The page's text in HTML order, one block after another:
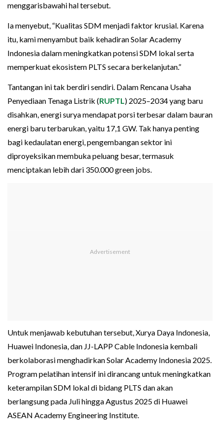
menggarisbawahi hal tersebut.
Ia menyebut, “Kualitas SDM menjadi faktor krusial. Karena
itu, kami menyambut baik kehadiran Solar Academy
Indonesia dalam meningkatkan potensi SDM lokal serta
memperkuat ekosistem PLTS secara berkelanjutan.”
Tantangan ini tak berdiri sendiri. Dalam Rencana Usaha
Penyediaan Tenaga Listrik (RUPTL) 2025–2034 yang baru
disahkan, energi surya mendapat porsi terbesar dalam bauran
energi baru terbarukan, yaitu 17,1 GW. Tak hanya penting
bagi kedaulatan energi, pengembangan sektor ini
diproyeksikan membuka peluang besar, termasuk
menciptakan lebih dari 350.000 green jobs.
Untuk menjawab kebutuhan tersebut, Xurya Daya Indonesia,
Huawei Indonesia, dan JJ-LAPP Cable Indonesia kembali
berkolaborasi menghadirkan Solar Academy Indonesia 2025.
Program pelatihan intensif ini dirancang untuk meningkatkan
keterampilan SDM lokal di bidang PLTS dan akan
berlangsung pada Juli hingga Agustus 2025 di Huawei
ASEAN Academy Engineering Institute.